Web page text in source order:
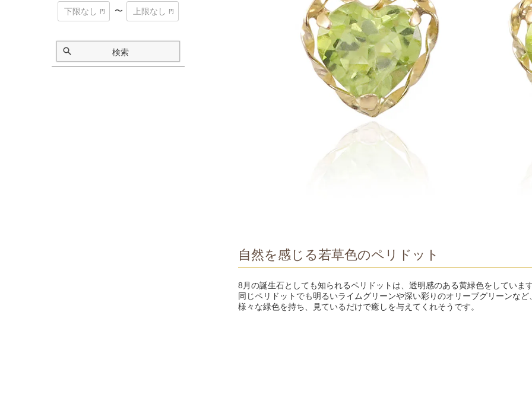
〜
検索
自然を感じる若草色のペリドット
8月の誕生石としても知られるペリドットは、透明感のある黄緑色をしていま
同じペリドットでも明るいライムグリーンや深い彩りのオリーブグリーンなど
様々な緑色を持ち、見ているだけで癒しを与えてくれそうです。